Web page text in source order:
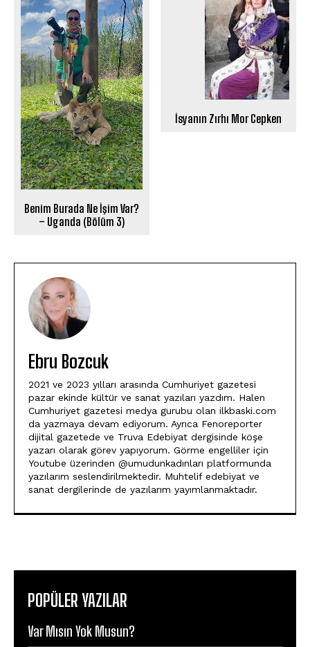
Benim Burada Ne İşim Var?
– Uganda (Bölüm 3)
İsyanın Zırhı Mor Cepken
Ebru Bozcuk
2021 ve 2023 yılları arasında Cumhuriyet gazetesi
pazar ekinde kültür ve sanat yazıları yazdım. Halen
Cumhuriyet gazetesi medya gurubu olan ilkbaski.com
da yazmaya devam ediyorum. Ayrıca Fenoreporter
dijital gazetede ve Truva Edebiyat dergisinde köşe
yazarı olarak görev yapıyorum. Görme engelliler için
Youtube üzerinden @umudunkadınları platformunda
yazılarım seslendirilmektedir. Muhtelif edebiyat ve
sanat dergilerinde de yazılarım yayımlanmaktadır.
POPÜLER YAZILAR
Var Mısın Yok Musun?